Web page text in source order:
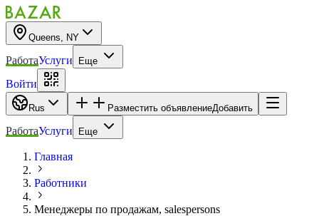
Queens, NY
РаботаУслуги Еще
Войти
Rus Разместить объявлениеДобавить
РаботаУслуги Еще
Главная
Работники
Менеджеры по продажам, salespersons